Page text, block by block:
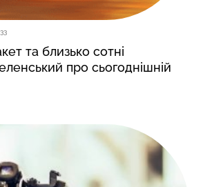
та близько сотні
про сьогоднішній